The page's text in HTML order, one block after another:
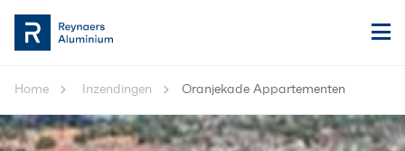
Home Inzendingen Oranjekade Appartementen